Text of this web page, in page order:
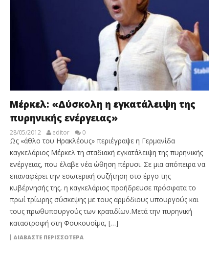
Μέρκελ: «Δύσκολη η εγκατάλειψη της
πυρηνικής ενέργειας»
28/05/2012 editor 0
Ως «άθλο του Ηρακλέους» περιέγραψε η Γερμανίδα
καγκελάριος Μέρκελ τη σταδιακή εγκατάλειψη της πυρηνικής
ενέργειας, που έλαβε νέα ώθηση πέρυσι. Σε μια απόπειρα να
επαναφέρει την εσωτερική συζήτηση στο έργο της
κυβέρνησής της, η καγκελάριος προήδρευσε πρόσφατα το
πρωί τρίωρης σύσκεψης με τους αρμόδιους υπουργούς και
τους πρωθυπουργούς των κρατιδίων.Μετά την πυρηνική
καταστροφή στη Φουκουσίμα, […]
ΔΙΑΒΆΣΤΕ ΠΕΡΙΣΣΌΤΕΡΑ